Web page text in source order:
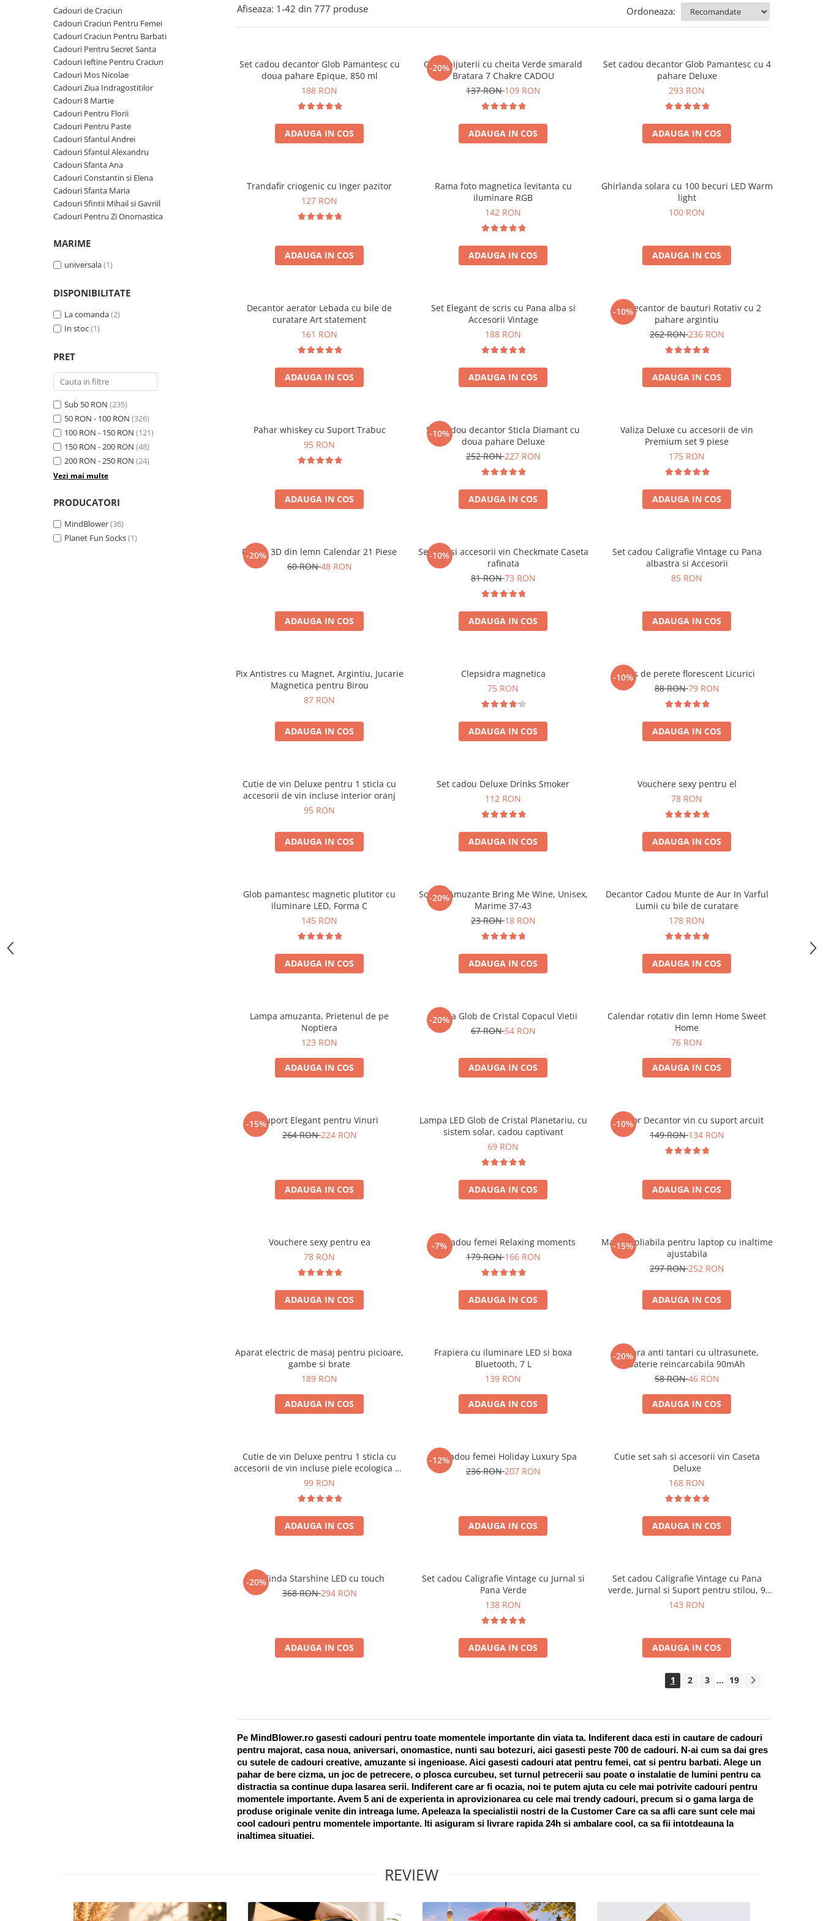
Cadouri Fete
Pentru Copilul din tine
Cadouri Haioase
Cadouri de Casa Noua
Cadouri Majorat
Cadouri pentru Nasi
Cadouri pentru Bunici
Cadouri pentru Prieteni
Cadouri pentru Sefi
Cel ce are tot
Cadouri Nunta si Cununie civila
Cani si Termosuri
Jocuri si Puzzle
Produse pentru Calatorie
Seturi de caligrafie
Cadouri Sfantul Alexandru
Cadouri Sfanta Ana
Cadouri Constantin si Elena
Cadouri Sfanta Maria
Cadouri Sfintii Mihail si Gavriil
Cadouri de Craciun
Cadouri Craciun Pentru Femei
Cadouri Craciun Pentru Barbati
Cadouri Pentru Secret Santa
Cadouri Ieftine Pentru Craciun
Cadouri Mos Nicolae
Cadouri Ziua Indragostitilor
Cadouri 8 Martie
Cadouri Pentru Florii
Cadouri Pentru Paste
Cadouri Sfantul Andrei
Cadouri Sfantul Alexandru
Cadouri Sfanta Ana
Cadouri Constantin si Elena
Cadouri Sfanta Maria
Cadouri Sfintii Mihail si Gavriil
Cadouri Pentru Zi Onomastica
MARIME
universala(1)
DISPONIBILITATE
La comanda(2)
In stoc(1)
PRET
Sub 50 RON (235)
50 RON - 100 RON (326)
100 RON - 150 RON (121)
150 RON - 200 RON (48)
200 RON - 250 RON (24)
Vezi mai multe
PRODUCATORI
MindBlower(36)
Planet Fun Socks(1)
Afiseaza: 1-42 din 777 produse Ordoneaza:
Set cadou decantor Glob Pamantesc cu
doua pahare Epique, 850 ml
188 RON
ADAUGA IN COS
-20%
Cutie bijuterii cu cheita Verde smarald
Bratara 7 Chakre CADOU
137 RON109 RON
ADAUGA IN COS
Set cadou decantor Glob Pamantesc cu 4
pahare Deluxe
293 RON
ADAUGA IN COS
Trandafir criogenic cu Inger pazitor
127 RON
ADAUGA IN COS
Rama foto magnetica levitanta cu
iluminare RGB
142 RON
ADAUGA IN COS
Ghirlanda solara cu 100 becuri LED Warm
light
100 RON
ADAUGA IN COS
Decantor aerator Lebada cu bile de
curatare Art statement
161 RON
ADAUGA IN COS
Set Elegant de scris cu Pana alba si
Accesorii Vintage
188 RON
ADAUGA IN COS
-10%
Set Decantor de bauturi Rotativ cu 2
pahare argintiu
262 RON236 RON
ADAUGA IN COS
Pahar whiskey cu Suport Trabuc
95 RON
ADAUGA IN COS
-10%
Set cadou decantor Sticla Diamant cu
doua pahare Deluxe
252 RON227 RON
ADAUGA IN COS
Valiza Deluxe cu accesorii de vin
Premium set 9 piese
175 RON
ADAUGA IN COS
-20%
Puzzle 3D din lemn Calendar 21 Piese
60 RON48 RON
ADAUGA IN COS
-10%
Set sah si accesorii vin Checkmate Caseta
rafinata
81 RON73 RON
ADAUGA IN COS
Set cadou Caligrafie Vintage cu Pana
albastra si Accesorii
85 RON
ADAUGA IN COS
Pix Antistres cu Magnet, Argintiu, Jucarie
Magnetica pentru Birou
87 RON
ADAUGA IN COS
Clepsidra magnetica
75 RON
ADAUGA IN COS
-10%
Ceas de perete florescent Licurici
88 RON79 RON
ADAUGA IN COS
Cutie de vin Deluxe pentru 1 sticla cu
accesorii de vin incluse interior oranj
95 RON
ADAUGA IN COS
Set cadou Deluxe Drinks Smoker
112 RON
ADAUGA IN COS
Vouchere sexy pentru el
78 RON
ADAUGA IN COS
Glob pamantesc magnetic plutitor cu
iluminare LED, Forma C
145 RON
ADAUGA IN COS
-20%
Sosete Amuzante Bring Me Wine, Unisex,
Marime 37-43
23 RON18 RON
ADAUGA IN COS
Decantor Cadou Munte de Aur In Varful
Lumii cu bile de curatare
178 RON
ADAUGA IN COS
Lampa amuzanta, Prietenul de pe
Noptiera
123 RON
ADAUGA IN COS
-20%
Lampa Glob de Cristal Copacul Vietii
67 RON54 RON
ADAUGA IN COS
Calendar rotativ din lemn Home Sweet
Home
76 RON
ADAUGA IN COS
-15%Suport Elegant pentru Vinuri
264 RON224 RON
ADAUGA IN COS
Lampa LED Glob de Cristal Planetariu, cu
sistem solar, cadou captivant
69 RON
ADAUGA IN COS
-10%
Aerator Decantor vin cu suport arcuit
149 RON134 RON
ADAUGA IN COS
Vouchere sexy pentru ea
78 RON
ADAUGA IN COS
-7%
Set cadou femei Relaxing moments
179 RON166 RON
ADAUGA IN COS
-15%
Masuta pliabila pentru laptop cu inaltime
ajustabila
297 RON252 RON
ADAUGA IN COS
Aparat electric de masaj pentru picioare,
gambe si brate
189 RON
ADAUGA IN COS
Frapiera cu iluminare LED si boxa
Bluetooth, 7 L
139 RON
ADAUGA IN COS
-20%
Bratara anti tantari cu ultrasunete,
baterie reincarcabila 90mAh
58 RON46 RON
ADAUGA IN COS
Cutie de vin Deluxe pentru 1 sticla cu
accesorii de vin incluse piele ecologica de
crocodil
99 RON
ADAUGA IN COS
-12%
Set cadou femei Holiday Luxury Spa
236 RON207 RON
ADAUGA IN COS
Cutie set sah si accesorii vin Caseta
Deluxe
168 RON
ADAUGA IN COS
-20%
Oglinda Starshine LED cu touch
368 RON294 RON
ADAUGA IN COS
Set cadou Caligrafie Vintage cu Jurnal si
Pana Verde
138 RON
ADAUGA IN COS
Set cadou Caligrafie Vintage cu Pana
verde, Jurnal si Suport pentru stilou, 9
piese
143 RON
ADAUGA IN COS
1 2 3 ... 19
Pe MindBlower.ro gasesti cadouri pentru toate momentele importante din viata ta. Indiferent daca esti in cautare de cadouri
pentru majorat, casa noua, aniversari, onomastice, nunti sau botezuri, aici gasesti peste 700 de cadouri. N-ai cum sa dai gres
cu sutele de cadouri creative, amuzante si ingenioase. Aici gasesti cadouri atat pentru femei, cat si pentru barbati. Alege un
pahar de bere cizma, un joc de petrecere, o plosca curcubeu, set turnul petrecerii sau poate o instalatie de lumini pentru ca
distractia sa continue dupa lasarea serii. Indiferent care ar fi ocazia, noi te putem ajuta cu cele mai potrivite cadouri pentru
momentele importante. Avem 5 ani de experienta in aprovizionarea cu cele mai trendy cadouri, precum si o gama larga de
produse originale venite din intreaga lume. Apeleaza la specialistii nostri de la Customer Care ca sa afli care sunt cele mai
cool cadouri pentru momentele importante. Iti asiguram si livrare rapida 24h si ambalare cool, ca sa fii intotdeauna la
inaltimea situatiei.
REVIEW